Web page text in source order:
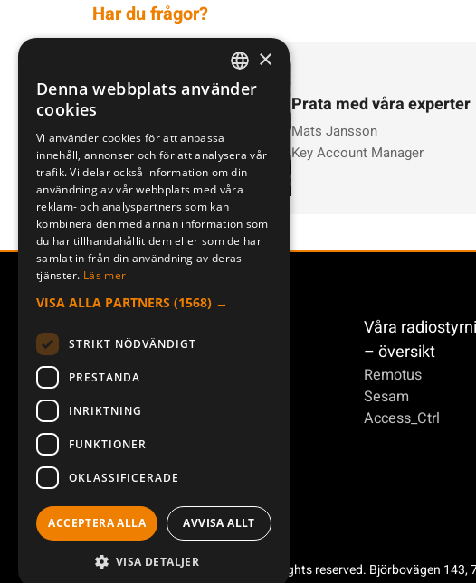
Har du frågor?
Prata med våra experter
Mats Jansson
Key Account Manager
Våra
– översikt
Remotus
Sesam
Access_Ctrl
Copyright ©2026 Åkerströms. All rights reserved. Björbovägen 143,
SWEDISH
DEUTSCH
×
Denna webbplats använder
cookies
Vi använder cookies för att anpassa
innehåll, annonser och för att analysera vår
trafik. Vi delar också information om din
användning av vår webbplats med våra
reklam- och analyspartners som kan
kombinera den med annan information som
du har tillhandahållit dem eller som de har
samlat in från din användning av deras
tjänster. Läs mer
VISA ALLA PARTNERS (1568) →
STRIKT NÖDVÄNDIGT
PRESTANDA
INRIKTNING
FUNKTIONER
OKLASSIFICERADE
ACCEPTERA ALLA AVVISA ALLT
VISA DETALJER